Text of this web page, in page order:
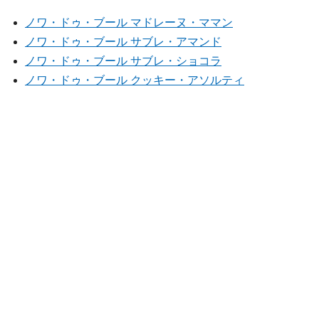
ノワ・ドゥ・ブール マドレーヌ・ママン
ノワ・ドゥ・ブール サブレ・アマンド
ノワ・ドゥ・ブール サブレ・ショコラ
ノワ・ドゥ・ブール クッキー・アソルティ